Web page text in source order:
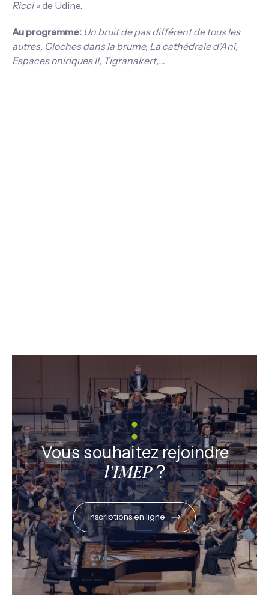
Ricci »de Udine.
Au programme: Un bruit de pas différent de tous les
autres, Cloches dans la brume, La cathédrale d’Ani,
Espaces oniriques II, Tigranakert,…
Vous souhaitez rejoindre
l’IMEP?
Inscriptions en ligne